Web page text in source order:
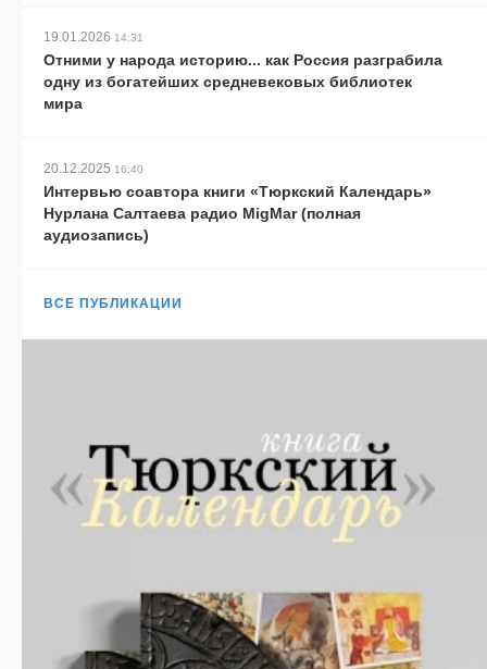
19.01.2026 14:31
Отними у народа историю... как Россия разграбила
одну из богатейших средневековых библиотек
мира
20.12.2025 16:40
Интервью соавтора книги «Тюркский Календарь»
Нурлана Салтаева радио MigMar (полная
аудиозапись)
ВСЕ ПУБЛИКАЦИИ